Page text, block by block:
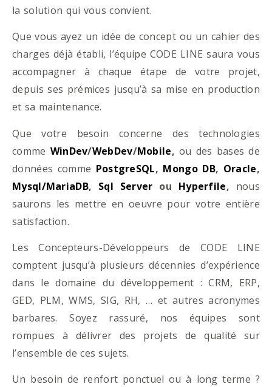
la solution qui vous convient.
Que vous ayez un idée de concept ou un cahier des
charges déjà établi, l’équipe CODE LINE saura vous
accompagner à chaque étape de votre projet,
depuis ses prémices jusqu’à sa mise en production
et sa maintenance.
Que votre besoin concerne des technologies
comme WinDev/WebDev/Mobile, ou des bases de
données comme PostgreSQL, Mongo DB, Oracle,
Mysql/MariaDB, Sql Server ou Hyperfile, nous
saurons les mettre en oeuvre pour votre entière
satisfaction.
Les Concepteurs-Développeurs de CODE LINE
comptent jusqu’à plusieurs décennies d’expérience
dans le domaine du développement : CRM, ERP,
GED, PLM, WMS, SIG, RH, … et autres acronymes
barbares. Soyez rassuré, nos équipes sont
rompues à délivrer des projets de qualité sur
l’ensemble de ces sujets.
Un besoin de renfort ponctuel ou à long terme ?